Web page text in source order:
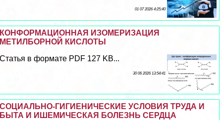
01 07 2026 4:25:40
КОНФОРМАЦИОННАЯ ИЗОМЕРИЗАЦИЯ
МЕТИЛБОРНОЙ КИСЛОТЫ
Статья в формате PDF 127 KB...
30 06 2026 13:54:41
СОЦИАЛЬНО-ГИГИЕНИЧЕСКИЕ УСЛОВИЯ ТРУДА И
БЫТА И ИШЕМИЧЕСКАЯ БОЛЕЗНЬ СЕРДЦА